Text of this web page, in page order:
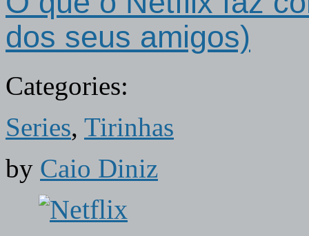
dos seus amigos)
Categories:
Series, Tirinhas
by Caio Diniz